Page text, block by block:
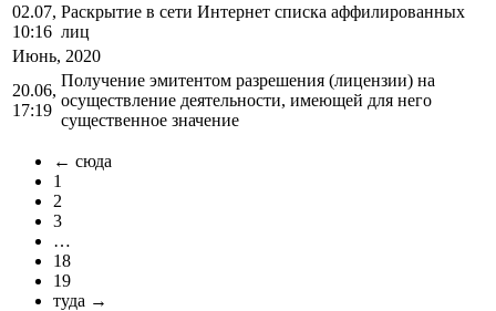
02.07,
10:16
Раскрытие в сети Интернет списка аффилированных
лиц
Июнь, 2020
20.06,
17:19
Получение эмитентом разрешения (лицензии) на
осуществление деятельности, имеющей для него
существенное значение
← сюда
1
2
3
…
18
19
туда →